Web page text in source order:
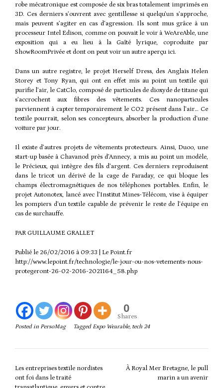
robe mécatronique est composée de six bras totalement imprimés en
3D. Ces derniers s’ouvrent avec gentillesse si quelqu’un s’approche,
mais peuvent s’agiter en cas d’agression. Ils sont mus grâce à un
processeur Intel Edison, comme on pouvait le voir à WeAreAble, une
exposition qui a eu lieu à la Gaîté lyrique, coproduite par
ShowRoomPrivée et dont on peut voir un autre aperçu ici.
Dans un autre registre, le projet Herself Dress, des Anglais Helen
Storey et Tony Ryan, qui ont en effet mis au point un textile qui
purifie l’air, le CatClo, composé de particules de dioxyde de titane qui
s’accrochent aux fibres des vêtements. Ces nanoparticules
parviennent à capter temporairement le CO2 présent dans l’air… Ce
textile pourrait, selon ses concepteurs, absorber la production d’une
voiture par jour.
Il existe d’autres projets de vêtements protecteurs. Ainsi, Duoo, une
start-up basée à Chavanod près d’Annecy, a mis au point un modèle,
le Précieux, qui intègre des fils d’argent. Ces derniers reproduisent
dans le tricot un dérivé de la cage de Faraday, ce qui bloque les
champs électromagnétiques de nos téléphones portables. Enfin, le
projet Autonotex, lancé avec l’Institut Mines-Télécom, vise à équiper
les pompiers d’un textile capable de prévenir le reste de l’équipe en
cas de surchauffe.
PAR GUILLAUME GRALLET
Publié le 26/02/2016 à 09:33 | Le Point.fr
http://www.lepoint.fr/technologie/le-jour-ou-nos-vetements-nous-
protegeront-26-02-2016-2021164_58.php
0
Shares
Posted in PersoMag Tagged Expo Wearable, tech 24
Post
navigation
Les entreprises textile nordistes
ont foi dans le traité
À Royal Mer Bretagne, le pull
marin a un avenir